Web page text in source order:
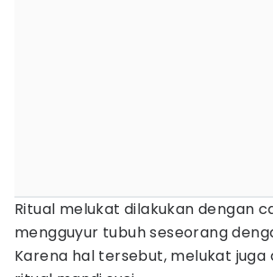
Ritual melukat dilakukan dengan
mengguyur tubuh seseorang
Karena hal tersebut, melukat juga